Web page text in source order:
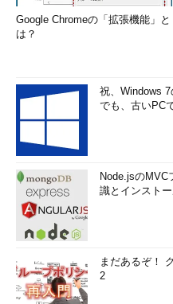
Google Chromeの「拡張機能」と
は？
祝、Windows 7
でも、古いPC
Node.jsのMVC
識とインスト
まだあるぞ！
2